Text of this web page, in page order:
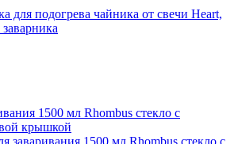
для подогрева чайника от свечи Heart,